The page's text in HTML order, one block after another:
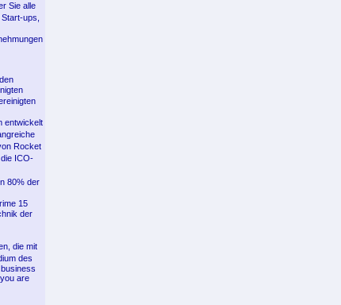
Sie alle
ups,
entwickelt
Rocket
ICO-
80% der
15
der
die mit
des
are